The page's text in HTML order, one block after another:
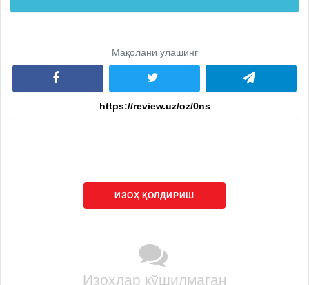
Мақолани улашинг
ИЗОҲ ҚОЛДИРИШ
Изоҳлар қўшилмаган